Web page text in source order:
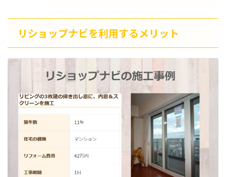
リショップナビを利用するメリット